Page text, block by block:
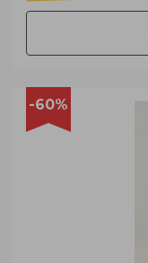
-60%